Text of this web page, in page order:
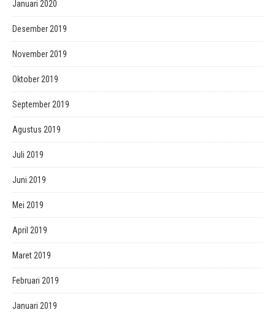
Januari 2020
Desember 2019
November 2019
Oktober 2019
September 2019
Agustus 2019
Juli 2019
Juni 2019
Mei 2019
April 2019
Maret 2019
Februari 2019
Januari 2019